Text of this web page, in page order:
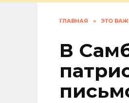
ГЛАВНАЯ » ЭТО
В